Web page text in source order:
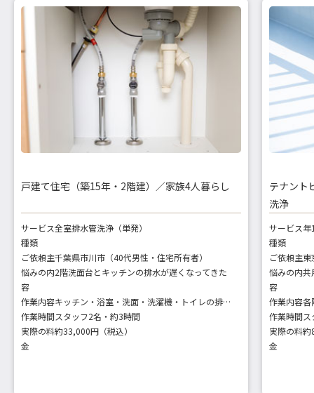
戸建て住宅（築15年・2階建）／家族4人暮らし
サービス
種類
全室排水管洗浄（単発）
ご依頼主千葉県市川市（40代男性・住宅所有者）
悩みの内
容
2階洗面台とキッチンの排水が遅くなってきた
作業内容
キッチン・浴室・洗面・洗濯機・トイレの排水口・トラップ洗浄
作業時間スタッフ2名・約3時間
実際の料
金
約33,000円（税込）
テナント
洗浄
サービス
種類
年
ご依頼主
悩みの内
容
作業内容
作業時間
実際の料
金
約